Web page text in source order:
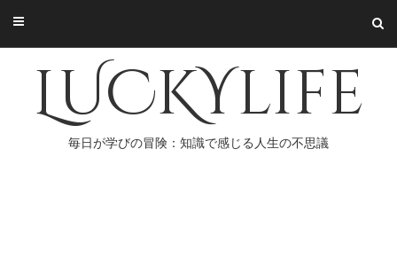
content
LUCKYlife
毎日が学びの冒険：知識で感じる人生の不思議